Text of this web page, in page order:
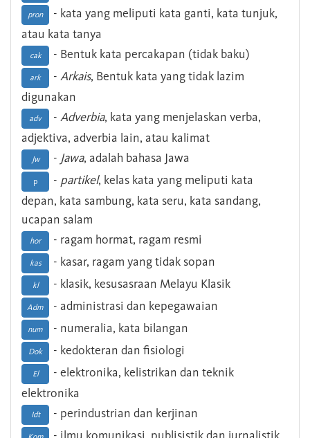
pron
- kata yang meliputi kata ganti, kata tunjuk,
atau kata tanya
cak - Bentuk kata percakapan (tidak baku)
ark - Arkais, Bentuk kata yang tidak lazim
digunakan
adv - Adverbia, kata yang menjelaskan verba,
adjektiva, adverbia lain, atau kalimat
Jw - Jawa, adalah bahasa Jawa
p - partikel, kelas kata yang meliputi kata
depan, kata sambung, kata seru, kata sandang,
ucapan salam
hor - ragam hormat, ragam resmi
kas - kasar, ragam yang tidak sopan
kl - klasik, kesusasraan Melayu Klasik
Adm - administrasi dan kepegawaian
num - numeralia, kata bilangan
Dok - kedokteran dan fisiologi
El
- elektronika, kelistrikan dan teknik
elektronika
Idt - perindustrian dan kerjinan